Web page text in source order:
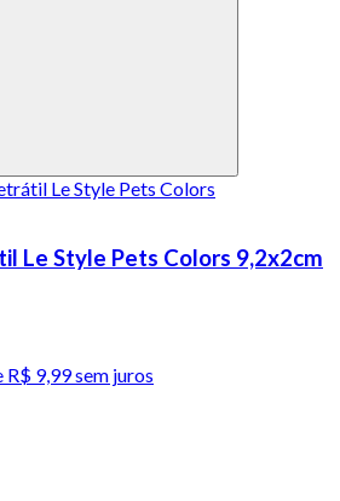
Le Style Pets Colors 9,2x2cm
R$ 9,99sem juros